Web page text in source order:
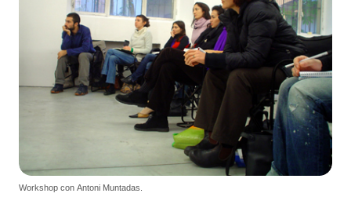
Workshop con Antoni Muntadas.